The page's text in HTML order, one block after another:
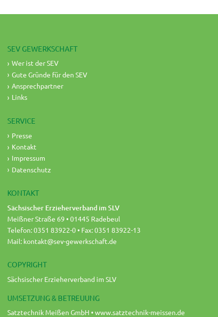
SEV GEWERKSCHAFT
Wer ist der SEV
Gute Gründe für den SEV
Ansprechpartner
Links
SERVICE
Presse
Kontakt
Impressum
Datenschutz
KONTAKT
Sächsischer Erzieherverband im SLV
Meißner Straße 69 • 01445 Radebeul
Telefon: 0351 83922-0 • Fax: 0351 83922-13
Mail: kontakt@sev-gewerkschaft.de
COPYRIGHT
Sächsischer Erzieherverband im SLV
UMSETZUNG & BETREUUNG
Satztechnik Meißen GmbH •www.satztechnik-meissen.de